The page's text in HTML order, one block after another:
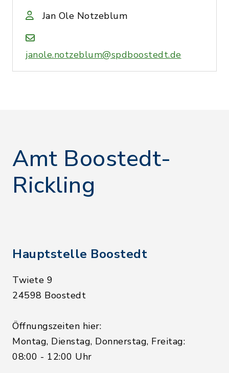
Jan Ole Notzeblum
janole.notzeblum@spdboostedt.de
Amt Boostedt-
Rickling
Hauptstelle Boostedt
Twiete 9
24598 Boostedt
Öffnungszeiten hier:
Montag, Dienstag, Donnerstag, Freitag:
08:00 - 12:00 Uhr